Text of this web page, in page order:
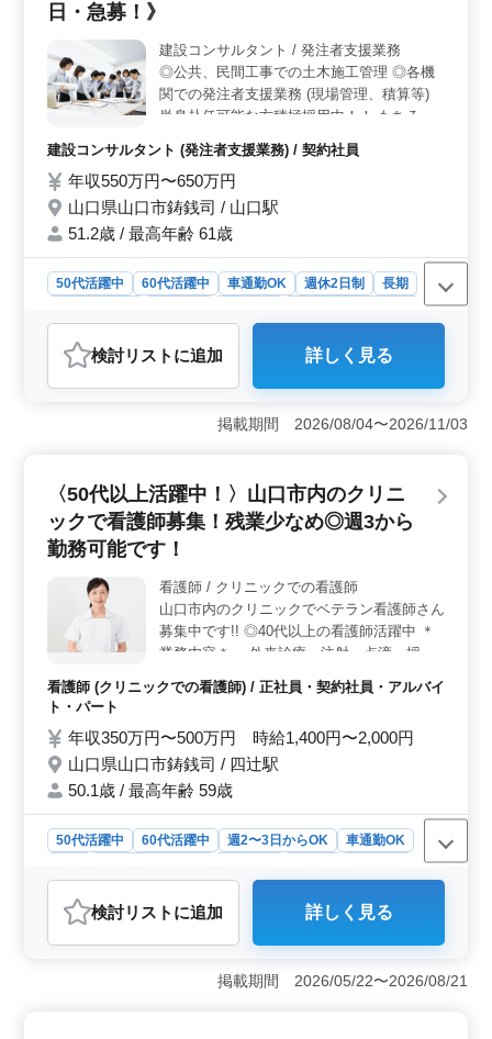
◯。 ＜ベテランスタッフ活躍中＞ 50代60代の経験
ベテランの方も安心して活躍できる環境です。
日・急募！》
建設コンサルタント / 発注者支援業務
◎公共、民間工事での土木施工管理 ◎各機
関での発注者支援業務 (現場管理、積算等)
単身赴任可能な方積極採用中！！ もちろん
宿舎はこちらでご用意いたします！！ ベテ
ラン歓迎ですので、お気軽にご応募下さい。
○土木施工管理全般の業務をお任せいたしま
す。 ＊国、県、市等発注の公共工事の施工
にあたり、技術的な指導及び管理監督を行
による出来高管理、写真管理、申請書類作成
等。 ★50代・60代の技術者歓迎いたしま
建設コンサルタント (発注者支援業務) / 契約社員
年収550万円〜650万円
山口県山口市鋳銭司 / 山口駅
51.2歳 / 最高年齢 61歳
50代活躍中 60代活躍中 車通勤OK 週休2日制
長期
おすすめポイント
＜経験豊富な方へのお知らせ＞ この求人は、50代の方
にとって絶好の機会です。土木施工管理や発注者支援業
務の経験を活かし、新たなステップを踏み出すチャンス
です。また60代の方も活躍中で、経験者の方々が安心し
働きやすい環境が整っています。また、単身赴任の方に
も宿舎の用意があり、新しい環境でも安心して働くこと
ができます。 ＜給与と福利厚生＞ 年収550万円〜
650万円に加えて、通勤手当の全額支給や健康保険・厚生
年金・雇用保険・労災保険などの福利厚生が充実してい
ます。経験を活かしながら安定した生活を築くことがで
きます。
検討リスト に追加 詳しく見る
掲載期間 2026/08/04〜2026/11/03
〈50代以上活躍中！〉山口市内のクリニ
ックで看護師募集！残業少なめ◎週3から
勤務可能です！
看護師 / クリニックでの看護師
山口市内のクリニックでベテラン看護師さん
募集中です!! ◎40代以上の看護師活躍中 ＊
業務内容＊ ・外来診療、注射、点滴、採血
・血圧や体温、脈拍の測定、バイタルサイン
測定 ・医療器具の洗浄、消毒、薬品や備
整理 等 ＊備考＊ ・福利厚生充実 ・残業少
なめ ・週3〜5日勤務可能 今までの経験を生
かして働きませんか？ とてもわきあいあい
応募お待ちしております。
看護師 (クリニックでの看護師) / 正社員・契約社員・アルバイ
ト・パート
年収350万円〜500万円 時給1,400円〜2,000円
山口県山口市鋳銭司 / 四辻駅
50.1歳 / 最高年齢 59歳
50代活躍中 60代活躍中 週2〜3日からOK
車通勤OK
おすすめポイント
＜経験豊富な看護師歓迎＞ 山口市内のクリニックで
は、50代以上の看護師が活躍しています。経験豊富な
方々が、安心して長く働ける環境が整っています。クリ
検討リスト に追加 詳しく見る
掲載期間 2026/05/22〜2026/08/21